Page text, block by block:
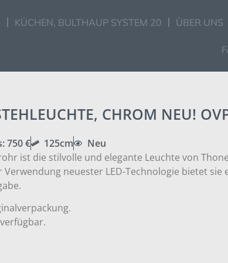
KÜCHEN, BULTHAUP SYSTEM 20 ÜBER UNS
CHROM NEU!
750 € 125cm
Neu
ist die stilvolle und elegante Leuchte von
neuester LED-Technologie bietet sie